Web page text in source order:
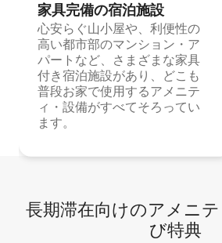
家具完備の宿⁠泊⁠施⁠設
心安らぐ山小屋や、利便性の
高い都市部のマンション・ア
パートなど、さまざまな家具
付き宿泊施設があり、どこも
普段お家で使用するアメニテ
ィ・設備がすべてそろってい
ます。
長期滞在向け⁠のア⁠メ⁠ニ⁠
び特⁠典